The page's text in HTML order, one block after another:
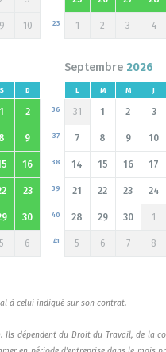
9 10 1
23 2 3 4
S D
1 2
8 9
16
23
30
5 6
Septembre 2026
L M M J
31
36 1 2 3
7
37 8 9 10
14
38 15 16 17
21
39 22 23 24
28
40 29 30 1
5
41 6 7 8
à celui indiqué sur son contrat.
dépendent du Droit du Travail, de la